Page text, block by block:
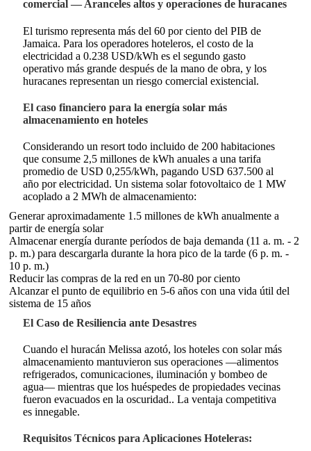
comercial — Aranceles altos y operaciones de huracanes
El turismo representa más del 60 por ciento del PIB de
Jamaica. Para los operadores hoteleros, el costo de la
electricidad a 0.238 USD/kWh es el segundo gasto
operativo más grande después de la mano de obra, y los
huracanes representan un riesgo comercial existencial.
El caso financiero para la energía solar más
almacenamiento en hoteles
Considerando un resort todo incluido de 200 habitaciones
que consume 2,5 millones de kWh anuales a una tarifa
promedio de USD 0,255/kWh, pagando USD 637.500 al
año por electricidad. Un sistema solar fotovoltaico de 1 MW
acoplado a 2 MWh de almacenamiento:
Generar aproximadamente 1.5 millones de kWh anualmente a
partir de energía solar
Almacenar energía durante períodos de baja demanda (11 a. m. - 2
p. m.) para descargarla durante la hora pico de la tarde (6 p. m. -
10 p. m.)
Reducir las compras de la red en un 70-80 por ciento
Alcanzar el punto de equilibrio en 5-6 años con una vida útil del
sistema de 15 años
El Caso de Resiliencia ante Desastres
Cuando el huracán Melissa azotó, los hoteles con solar más
almacenamiento mantuvieron sus operaciones —alimentos
refrigerados, comunicaciones, iluminación y bombeo de
agua— mientras que los huéspedes de propiedades vecinas
fueron evacuados en la oscuridad.. La ventaja competitiva
es innegable.
Requisitos Técnicos para Aplicaciones Hoteleras: